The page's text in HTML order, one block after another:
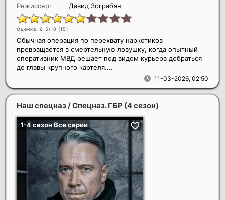
Режиссер:
Давид Зограбян
Оценка: 6.5/10 (15)
11-03-2026, 02:50
Обычная операция по перехвату наркотиков
превращается в смертельную ловушку, когда опытный
оперативник МВД решает под видом курьера добраться
до главы крупного картеля....
Наш спецназ / Спецназ. ГБР (4 сезон)